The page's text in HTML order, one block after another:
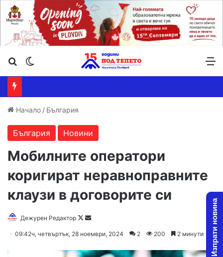
Търсене ...
Начало / България
България Новини
Мобилните оператори
коригират неравноправните
клаузи в договорите си
Дежурен Редактор
Follow
Send
09:42ч, четвъртък, 28 ноември, 2024 2 200 2 минути Изпрати новина